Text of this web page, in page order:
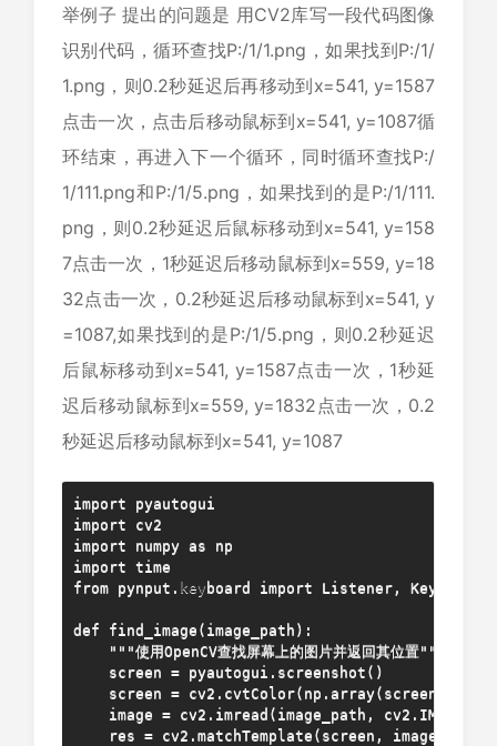
举例子 提出的问题是 用CV2库写一段代码图像
识别代码，循环查找P:/1/1.png，如果找到P:/1/
1.png，则0.2秒延迟后再移动到x=541, y=1587
点击一次，点击后移动鼠标到x=541, y=1087循
环结束，再进入下一个循环，同时循环查找P:/
1/111.png和P:/1/5.png，如果找到的是P:/1/111.
png，则0.2秒延迟后鼠标移动到x=541, y=158
7点击一次，1秒延迟后移动鼠标到x=559, y=18
32点击一次，0.2秒延迟后移动鼠标到x=541, y
=1087,如果找到的是P:/1/5.png，则0.2秒延迟
后鼠标移动到x=541, y=1587点击一次，1秒延
迟后移动鼠标到x=559, y=1832点击一次，0.2
秒延迟后移动鼠标到x=541, y=1087
import pyautogui
import cv2
import numpy as np
import time
from pynput. keyboard import Listener, Key
def find_image(image_path):
"""使用OpenCV查找屏幕上的图片并返回其位置"""
screen = pyautogui.screenshot()
screen = cv2.cvtColor(np.array(screen),
image = cv2.imread(image_path,
res = cv2.matchTemplate(screen, image,